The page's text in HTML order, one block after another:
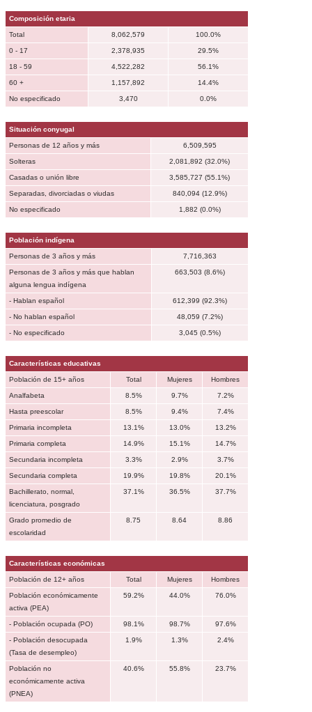
Composición etaria
Total 8,062,579 100.0%
0 - 17 2,378,935 29.5%
18 - 59 4,522,282 56.1%
60 + 1,157,892 14.4%
No especificado 3,470 0.0%
Situación conyugal
Personas de 12 años y más 6,509,595
Solteras 2,081,892 (32.0%)
Casadas o unión libre 3,585,727 (55.1%)
Separadas, divorciadas o viudas 840,094 (12.9%)
No especificado 1,882 (0.0%)
Población indígena
Personas de 3 años y más 7,716,363
Personas de 3 años y más que hablan
alguna lengua indígena
663,503 (8.6%)
- Hablan español 612,399 (92.3%)
- No hablan español 48,059 (7.2%)
- No especificado 3,045 (0.5%)
Características educativas
Población de 15+ años Total Mujeres Hombres
Analfabeta 8.5% 9.7% 7.2%
Hasta preescolar 8.5% 9.4% 7.4%
Primaria incompleta 13.1% 13.0% 13.2%
Primaria completa 14.9% 15.1% 14.7%
Secundaria incompleta 3.3% 2.9% 3.7%
Secundaria completa 19.9% 19.8% 20.1%
Bachillerato, normal,
licenciatura, posgrado
37.1% 36.5% 37.7%
Grado promedio de
escolaridad
8.75 8.64 8.86
Características económicas
Población de 12+ años Total Mujeres Hombres
Población económicamente
activa (PEA)
59.2% 44.0% 76.0%
- Población ocupada (PO) 98.1% 98.7% 97.6%
- Población desocupada
(Tasa de desempleo)
1.9% 1.3% 2.4%
Población no
económicamente activa
(PNEA)
40.6% 55.8% 23.7%